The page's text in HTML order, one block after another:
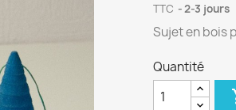
TTC 2-3 jours
Sujet en bois
Quantité